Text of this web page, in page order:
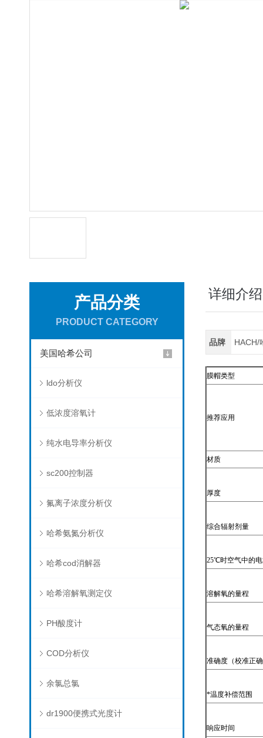
产品分类
PRODUCT CATEGORY
美国哈希公司
ldo分析仪
低浓度溶氧计
纯水电导率分析仪
sc200控制器
氟离子浓度分析仪
哈希氨氮分析仪
哈希cod消解器
哈希溶解氧测定仪
PH酸度计
COD分析仪
余氯总氯
dr1900便携式光度计
详细介绍
品牌 HACH/
膜帽类型
推荐应用
材质
厚度
综合辐射剂量
25℃时空气中的
溶解氧的量程
气态氧的量程
准确度（校准正
*温度补偿范围
响应时间